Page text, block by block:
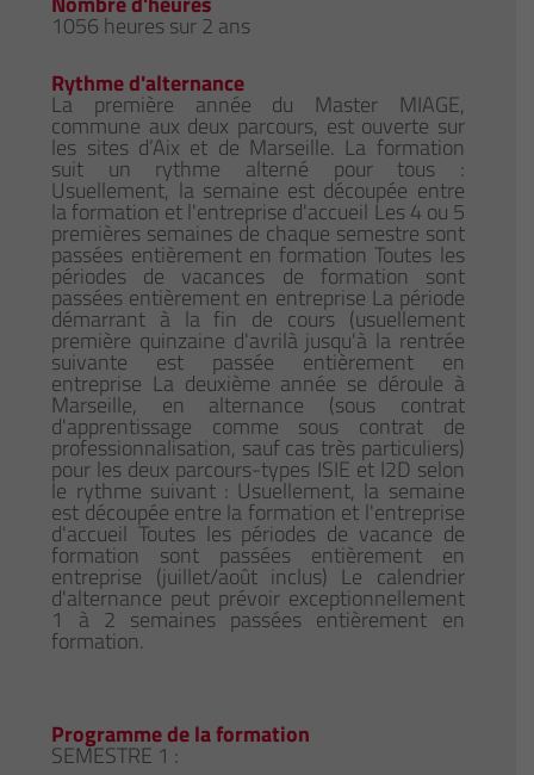
1056 heures sur 2 ans
Rythme d'alternance
La première année du Master MIAGE,
commune aux deux parcours, est ouverte sur
les sites d’Aix et de Marseille. La formation
suit un rythme alterné pour tous :
Usuellement, la semaine est découpée entre
la formation et l'entreprise d'accueil Les 4 ou 5
premières semaines de chaque semestre sont
passées entièrement en formation Toutes les
périodes de vacances de formation sont
passées entièrement en entreprise La période
démarrant à la fin de cours (usuellement
première quinzaine d'avrilà jusqu'à la rentrée
suivante est passée entièrement en
entreprise La deuxième année se déroule à
Marseille, en alternance (sous contrat
d'apprentissage comme sous contrat de
professionnalisation, sauf cas très particuliers)
pour les deux parcours-types ISIE et I2D selon
le rythme suivant : Usuellement, la semaine
est découpée entre la formation et l'entreprise
d'accueil Toutes les périodes de vacance de
formation sont passées entièrement en
entreprise (juillet/août inclus) Le calendrier
d'alternance peut prévoir exceptionnellement
1 à 2 semaines passées entièrement en
formation.
Programme de la formation
SEMESTRE 1 :